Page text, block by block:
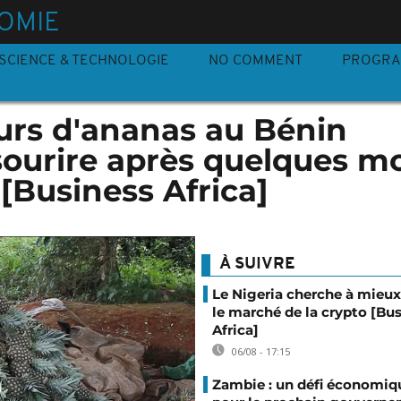
SCIENCE & TECHNOLOGIE NO COMMENT
d'ananas au Bénin
après quelques
Africa]
À SUIVRE
Le Nigeria cherche à
le marché de la crypto
Africa]
06/08 - 17:15
Zambie : un défi